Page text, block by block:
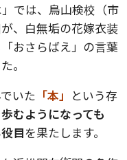
では、鳥山検校（市
、白無垢の花嫁衣装
「おさらばえ」の言葉
。
いた 「本」 という存
むようになっても
目を果たします。